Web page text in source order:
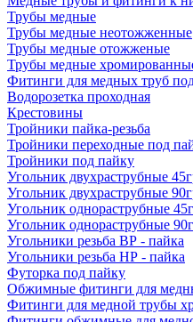
Трубы медные
Трубы медные неотожженные
Трубы медные отожженые
Трубы медные
Фитинги для медных труб
Водорозетка проходная
Крестовины
Тройники пайка-резьба
Тройники переходные под
Тройники под пайку
Угольник двухраструбные
Угольник двухраструбные
Угольник однораструбные
Угольник однораструбные
Угольники резьба ВР - пайка
Угольники резьба НР - пайка
Футорка под пайку
Обжимные фитинги для
Фитинги для медной трубы